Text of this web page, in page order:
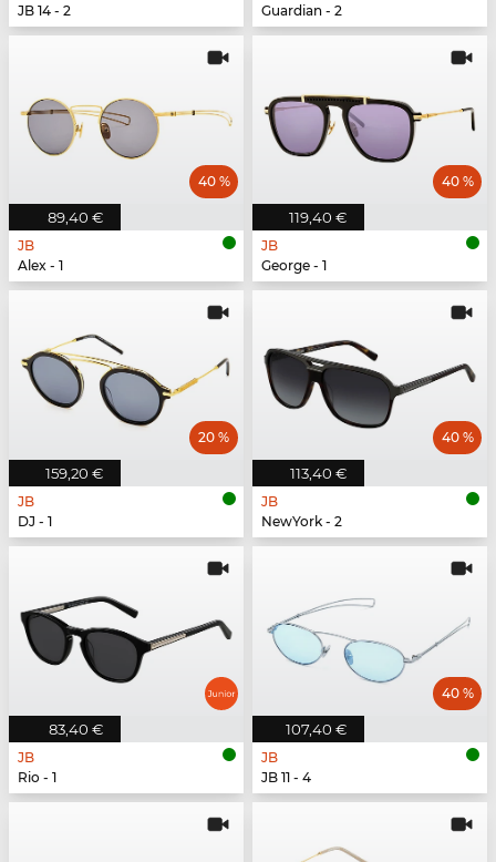
JB 14 - 2
Guardian - 2
89,40 €
40 %
JB
Alex - 1
119,40 €
40 %
JB
George - 1
159,20 €
20 %
JB
DJ - 1
113,40 €
40 %
JB
NewYork - 2
83,40 €
JB
Rio - 1
107,40 €
40 %
JB
JB 11 - 4